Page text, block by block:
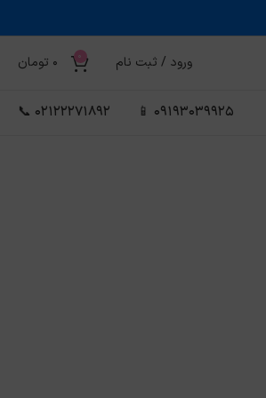
ورود / ثبت نام 0
0 تومان
09193039925 📱
02122271892 📞